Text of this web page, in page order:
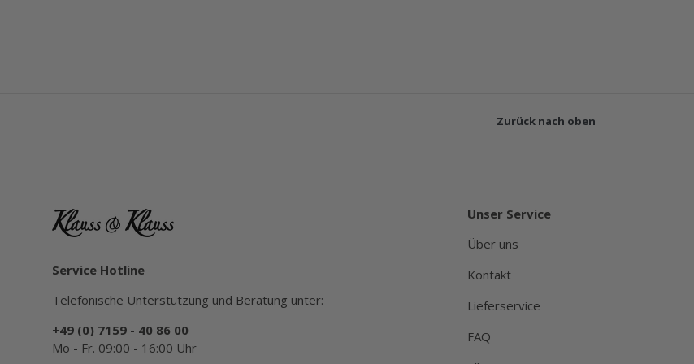
Zurück nach oben
Service Hotline
Telefonische Unterstützung und Beratung unter:
+49 (0) 7159 - 40 86 00
Mo - Fr. 09:00 - 16:00 Uhr
Unser Service
Über uns
Kontakt
Lieferservice
FAQ